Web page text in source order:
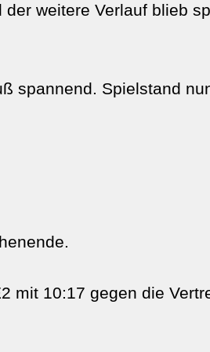
weitere Verlauf blieb
spannend. Spielstand
mit 10:17 gegen die